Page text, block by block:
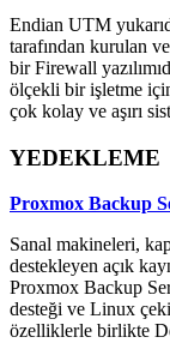
Endian UTM
tarafından kurulan
bir Firewall
ölçekli bir işletme
çok kolay ve aşırı
YEDEKLEME
Proxmox Backup
Sanal makineleri,
destekleyen açık
Proxmox Backup
desteği ve Linux
özelliklerle birlikte